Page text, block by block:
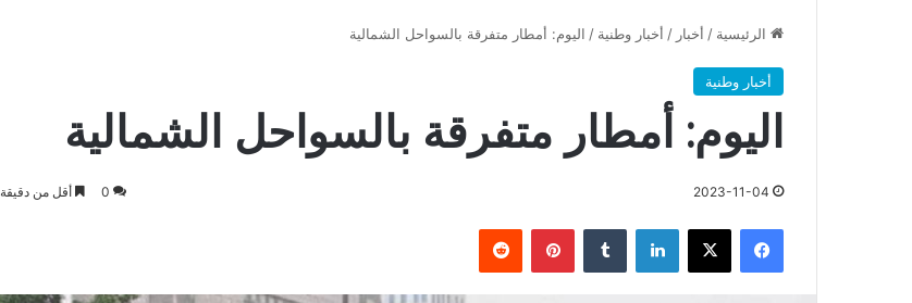
الرئيسية / أخبار / أخبار وطنية / اليوم: أمطار متفرقة بالسواحل الشمالية
أخبار وطنية
اليوم: أمطار متفرقة بالسواحل الشمالية
2023-11-04
0 أقل من دقيقة
فيسبوك X لينكدإن بينتيريست